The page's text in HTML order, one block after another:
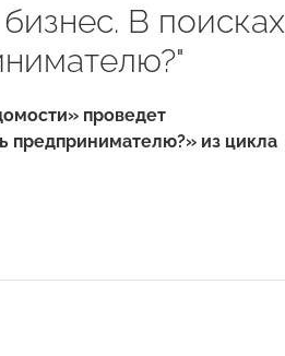
В поисках
проведет
предпринимателю?» из цикла